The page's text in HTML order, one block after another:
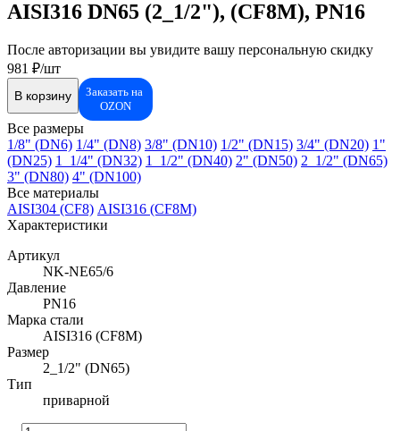
AISI316 DN65 (2_1/2"), (CF8M), PN16
После авторизации вы увидите вашу персональную скидку
981 ₽/шт
В корзину
Заказать на
OZON
Все размеры
1/8" (DN6) 1/4" (DN8) 3/8" (DN10) 1/2" (DN15) 3/4" (DN20) 1"
(DN25) 1_1/4" (DN32) 1_1/2" (DN40) 2" (DN50) 2_1/2" (DN65)
3" (DN80) 4" (DN100)
Все материалы
AISI304 (CF8) AISI316 (CF8M)
Характеристики
Артикул
NK-NE65/6
Давление
PN16
Марка стали
AISI316 (CF8M)
Размер
2_1/2" (DN65)
Тип
приварной